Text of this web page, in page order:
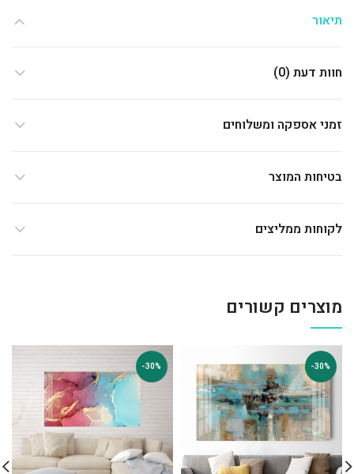
תיאור
חוות דעת (0)
זמני אספקה ומשלוחים
בטיחות המוצר
לקוחות ממליצים
מוצרים קשורים
-30%
-30%